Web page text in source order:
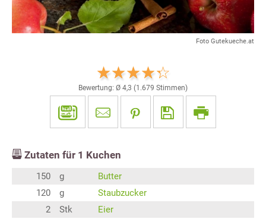
Foto Gutekueche.at
Bewertung: Ø 4,3 (1.679 Stimmen)
Zutaten für 1 Kuchen
150 g
Butter
120
g
Staubzucker
2
Stk
Eier